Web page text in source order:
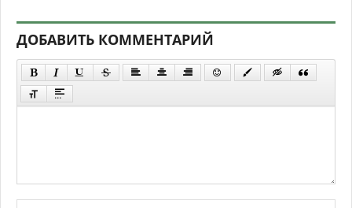
ДОБАВИТЬ КОММЕНТАРИЙ